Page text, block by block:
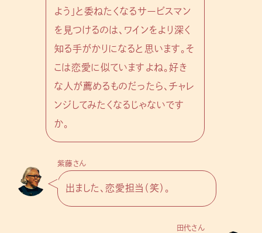
よう」と委ねたくなるサービスマン
を見つけるのは、ワインをより深く
知る手がかりになると思います。そ
こは恋愛に似ていますよね。好き
な人が薦めるものだったら、チャレ
ンジしてみたくなるじゃないです
か。
紫藤さん
出ました、恋愛担当（笑）。
田代さん